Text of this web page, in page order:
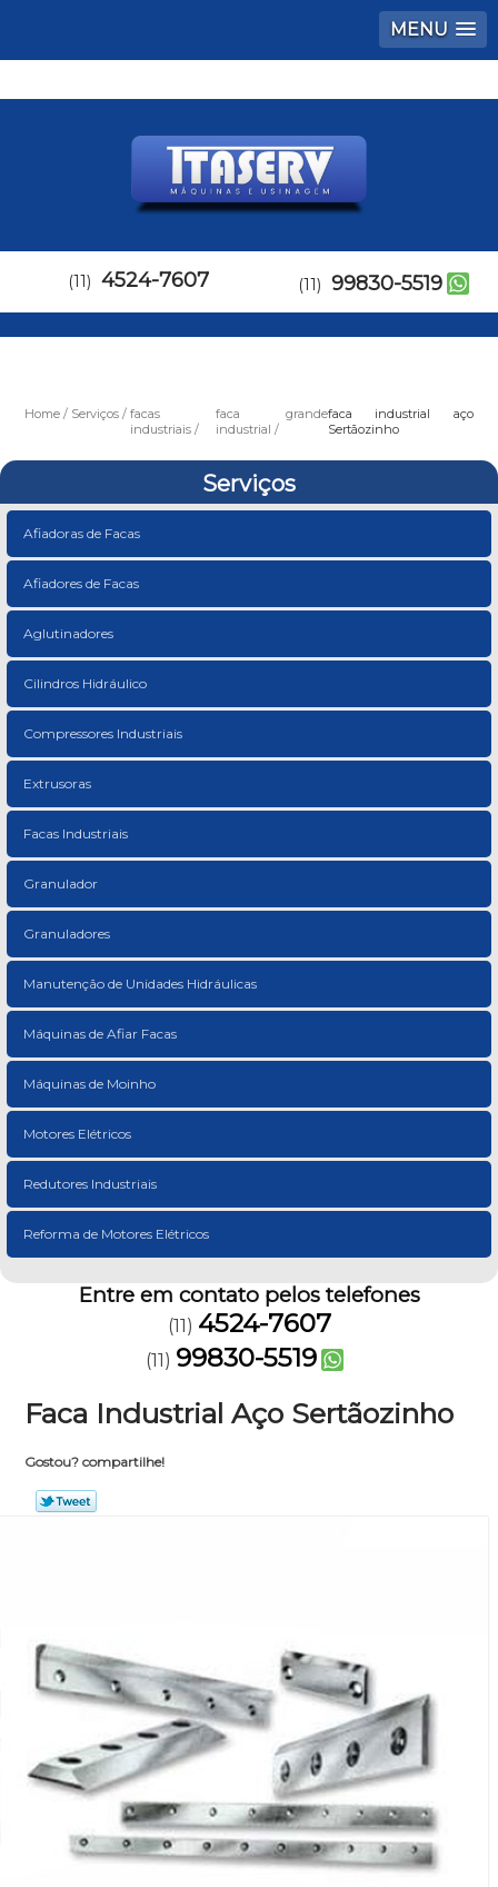
MENU
(11) 4524-7607 (11) 99830-5519
Home Serviços
facas
industriais
faca grande
industrial
faca industrial aço
Sertãozinho
Serviços
Afiadoras de Facas
Afiadores de Facas
Aglutinadores
Cilindros Hidráulico
Compressores Industriais
Extrusoras
Facas Industriais
Granulador
Granuladores
Manutenção de Unidades Hidráulicas
Máquinas de Afiar Facas
Máquinas de Moinho
Motores Elétricos
Redutores Industriais
Reforma de Motores Elétricos
Entre em contato pelos telefones
(11) 4524-7607
(11) 99830-5519
Faca Industrial Aço Sertãozinho
Gostou? compartilhe!